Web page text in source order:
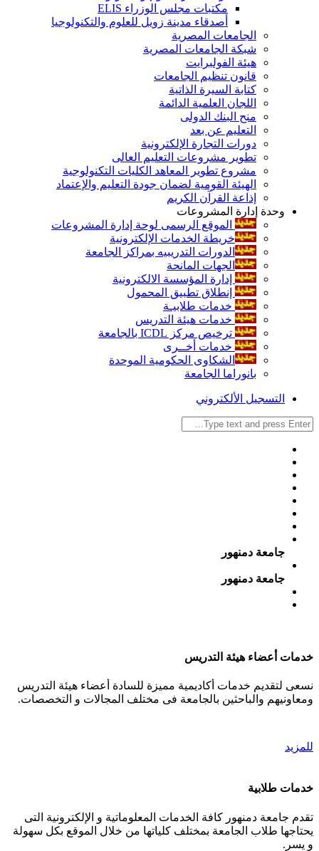
مكتبات مجلس الوزراء ELIS
أصدقاء مدينة زويل للعلوم والتكنولوجيا
الجامعات المصرية
شبكة الجامعات المصرية
هيئة الفولبرايت
قانون تنظيم الجامعات
كتابة السيرة الذاتية
اللجان العلمية الدائمة
منح البنك الدولى
التعليم عن بعد
دورات التجارة الإلكترونية
تطوير مشروعات التعليم العالى
مشروع تطوير المعاهد الكليات التكنولوجية
الهيئة القومية لضمان جودة التعليم والإعتماد
إذاعة القرآن الكريم
وحدة إدارة المشروعات
الموقع الرسمى لوحة إدارة المشروعات
خريطة الخدمات الإلكترونية
الدورات التدريبيه بمراكز الجامعة
الجهات المانحة
إدارة المؤسسة الالكترونية
إنطلاق تطبيق المحمول
خدمات طلابيـة
خدمات هيئة التدريس
ترخيص مركز ICDL بالجامعة
خدمات أخــرى
الشكاوى الحكومية الموحدة
بانوراما الجامعة
التسجيل الألكتروني
جامعة دمنهور
جامعة دمنهور
خدمات أعضاء هيئة التدريس
نسعى لتقديم خدمات أكاديمية مميزة للسادة أعضاء هيئة التدريس
ومعاونيهم والباحثين بالجامعة فى مختلف المجالات و التخصصات.
للمزيد
خدمات طلابية
تقدم جامعة دمنهور كافة الخدمات المعلوماتية و الإلكترونية التى
يحتاجها طلاب الجامعة بمختلف كلياتها من خلال الموقع بكل سهولة
و يسر.